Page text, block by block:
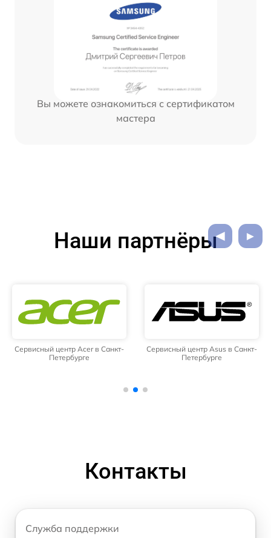
Вы можете ознакомиться с сертификатом
мастера
Наши партнёры
Сервисный центр Acer в Санкт-
Петербурге
Сервисный центр Asus в Санкт-
Петербурге
Контакты
Служба поддержки